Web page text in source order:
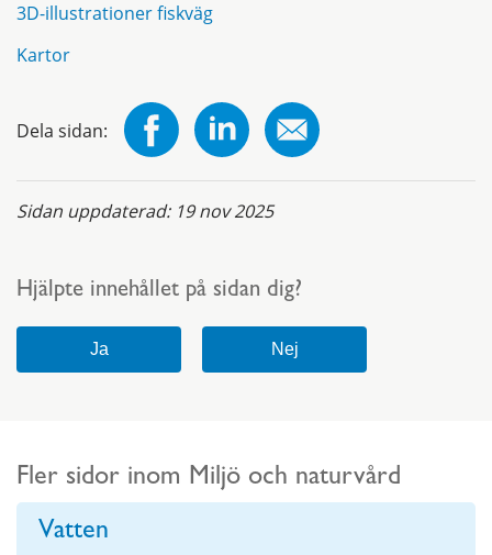
3D-illustrationer fiskväg
Kartor
Dela sidan:
Sidan uppdaterad: 19 nov 2025
Hjälpte innehållet på sidan dig?
Fler sidor inom Miljö och naturvård
Vatten